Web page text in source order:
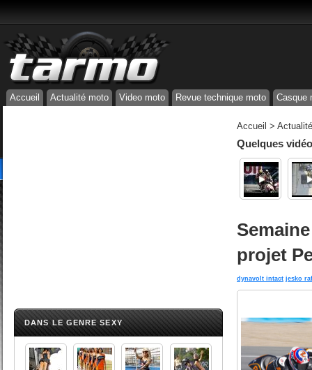
Accueil Actualité moto Video moto Revue technique moto Casque
DANS LE GENRE SEXY
Accueil >
Quelques
projet
dynavolt intact jesko